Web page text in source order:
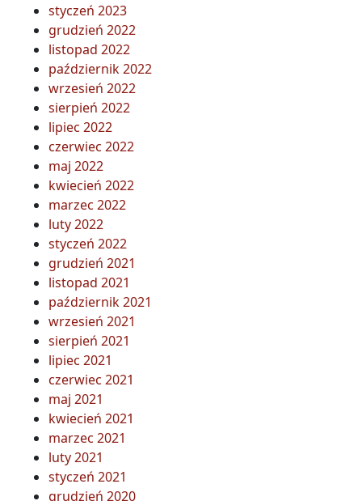
styczeń 2023
grudzień 2022
listopad 2022
październik 2022
wrzesień 2022
sierpień 2022
lipiec 2022
czerwiec 2022
maj 2022
kwiecień 2022
marzec 2022
luty 2022
styczeń 2022
grudzień 2021
listopad 2021
październik 2021
wrzesień 2021
sierpień 2021
lipiec 2021
czerwiec 2021
maj 2021
kwiecień 2021
marzec 2021
luty 2021
styczeń 2021
grudzień 2020